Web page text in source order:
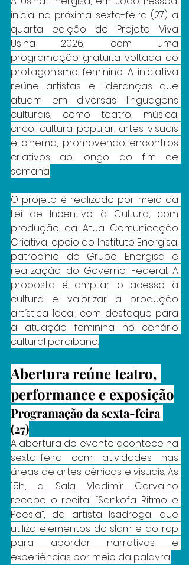
inicia na próxima sexta-feira (27) a
quarta edição do Projeto Viva
Usina 2026, com uma
programação gratuita voltada ao
protagonismo feminino. A iniciativa
reúne artistas e lideranças que
atuam em diversas linguagens
culturais, como teatro, música,
circo, cultura popular, artes visuais
e cinema, promovendo encontros
criativos ao longo do fim de
semana.
O projeto é realizado por meio da
Lei de Incentivo à Cultura, com
produção da Atua Comunicação
Criativa, apoio do Instituto Energisa,
patrocínio do Grupo Energisa e
realização do Governo Federal. A
proposta é ampliar o acesso à
cultura e valorizar a produção
artística local, com destaque para
a atuação feminina no cenário
cultural paraibano.
Abertura reúne teatro,
performance e exposição
Programação da sexta-feira
(27)
A abertura do evento acontece na
sexta-feira com atividades nas
áreas de artes cênicas e visuais. Às
15h, a Sala Vladimir Carvalho
recebe o recital “Sankofa: Ritmo e
Poesia”, da artista Isadroga, que
utiliza elementos do slam e do rap
para abordar narrativas e
experiências por meio da palavra.